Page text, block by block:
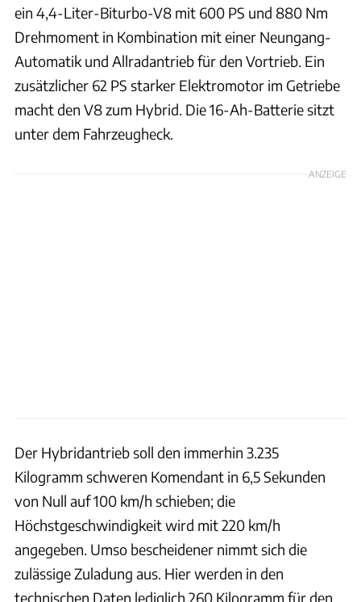
ein 4,4-Liter-Biturbo-V8 mit 600 PS und 880 Nm
Drehmoment in Kombination mit einer Neungang-
Automatik und Allradantrieb für den Vortrieb. Ein
zusätzlicher 62 PS starker Elektromotor im Getriebe
macht den V8 zum Hybrid. Die 16-Ah-Batterie sitzt
unter dem Fahrzeugheck.
ANZEIGE
Der Hybridantrieb soll den immerhin 3.235
Kilogramm schweren Komendant in 6,5 Sekunden
von Null auf 100 km/h schieben; die
Höchstgeschwindigkeit wird mit 220 km/h
angegeben. Umso bescheidener nimmt sich die
zulässige Zuladung aus. Hier werden in den
technischen Daten lediglich 260 Kilogramm für den